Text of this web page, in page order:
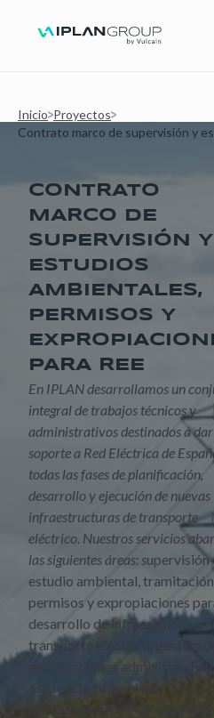
Inicio Proyectos
CONTRATO
MARCO DE
SUPERVISIÓN Y
ESTUDIOS
AMBIENTALES,
PERMISOS Y
PARA REE
En IPLAN desarrollamos un
integral de trabajos técnicos y
administrativos destinados a dar
soporte a Red Eléctrica de
todas las fases de planificación,
desarrollo y ejecución de nuevas
infraestructuras de transporte
eléctrico. Nuestros servicios
las siguientes áreas: supervisión
estudio ambiental,
permisos y expropiaciones
desarrollo de infraestructuras
transporte eléctrico, gestión de
autorizaciones administrativas
asistencia integral en
procedimientos